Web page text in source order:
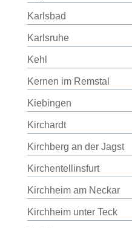
Karlsbad
Karlsruhe
Kehl
Kernen im Remstal
Kiebingen
Kirchardt
Kirchberg an der Jagst
Kirchentellinsfurt
Kirchheim am Neckar
Kirchheim unter Teck